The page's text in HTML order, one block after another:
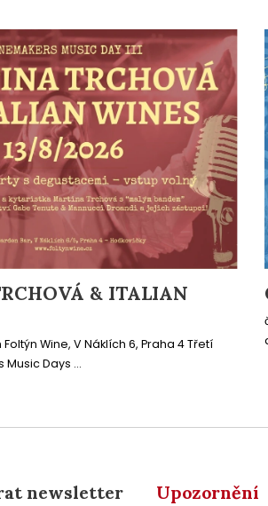
& ITALIAN
Foltýn Wine, V Náklích 6, Praha 4 Třetí
Days ...
newsletter Upozornění